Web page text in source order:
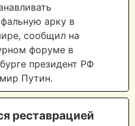
арку в
сообщил на
форуме в
президент РФ
Путин.
реставрацией